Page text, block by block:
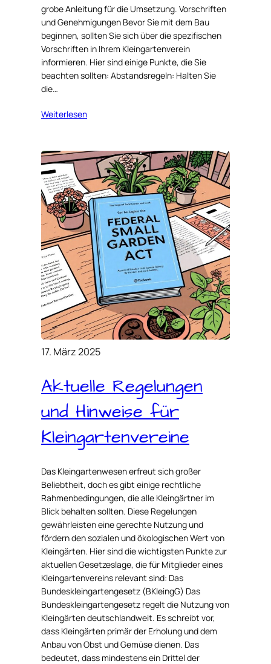
grobe Anleitung für die Umsetzung. Vorschriften
und Genehmigungen Bevor Sie mit dem Bau
beginnen, sollten Sie sich über die spezifischen
Vorschriften in Ihrem Kleingartenverein
informieren. Hier sind einige Punkte, die Sie
beachten sollten: Abstandsregeln: Halten Sie
die…
Weiterlesen
17. März 2025
Aktuelle Regelungen
und Hinweise für
Kleingartenvereine
Das Kleingartenwesen erfreut sich großer
Beliebtheit, doch es gibt einige rechtliche
Rahmenbedingungen, die alle Kleingärtner im
Blick behalten sollten. Diese Regelungen
gewährleisten eine gerechte Nutzung und
fördern den sozialen und ökologischen Wert von
Kleingärten. Hier sind die wichtigsten Punkte zur
aktuellen Gesetzeslage, die für Mitglieder eines
Kleingartenvereins relevant sind: Das
Bundeskleingartengesetz (BKleingG) Das
Bundeskleingartengesetz regelt die Nutzung von
Kleingärten deutschlandweit. Es schreibt vor,
dass Kleingärten primär der Erholung und dem
Anbau von Obst und Gemüse dienen. Das
bedeutet, dass mindestens ein Drittel der